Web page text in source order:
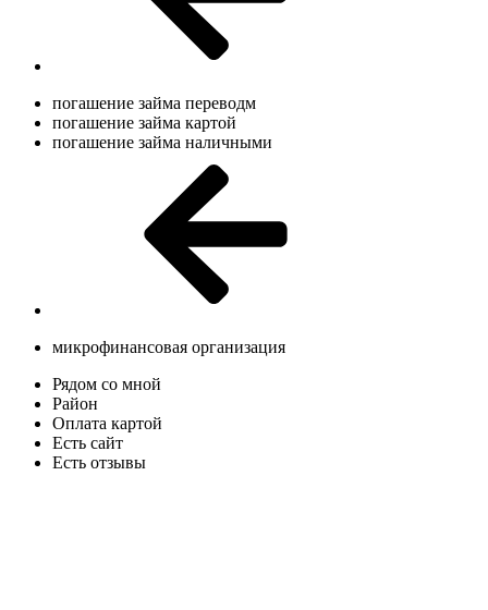
погашение займа переводм
погашение займа картой
погашение займа наличными
микрофинансовая организация
Рядом со мной
Район
Оплата картой
Есть сайт
Есть отзывы